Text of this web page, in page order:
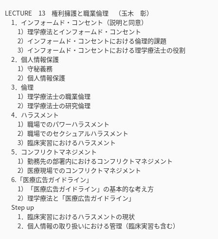
LECTURE 13 権利擁護と職業倫理 （玉木 彰）
1．インフォームド・コンセント（説明と同意）
1）理学療法とインフォームド・コンセント
2）インフォームド・コンセントにおける倫理的課題
3）インフォームド・コンセントにおける理学療法士の役割
2．個人情報保護
1）守秘義務
2）個人情報保護
3．倫理
1）理学療法士の職業倫理
2）理学療法士の研究倫理
4．ハラスメント
1）職場でのパワーハラスメント
2）職場でのセクシュアルハラスメント
3）臨床実習におけるハラスメント
5．コンフリクトマネジメント
1）勤務先の部署内におけるコンフリクトマネジメント
2）医療現場でのコンフリクトマネジメント
6.「医療広告ガイドライン」
1）「医療広告ガイドライン」の基本的な考え方
2）理学療法と「医療広告ガイドライン」
Step up
1．臨床実習におけるハラスメントの現状
2．個人情報の取り扱いにおける管理（臨床実習も含む）